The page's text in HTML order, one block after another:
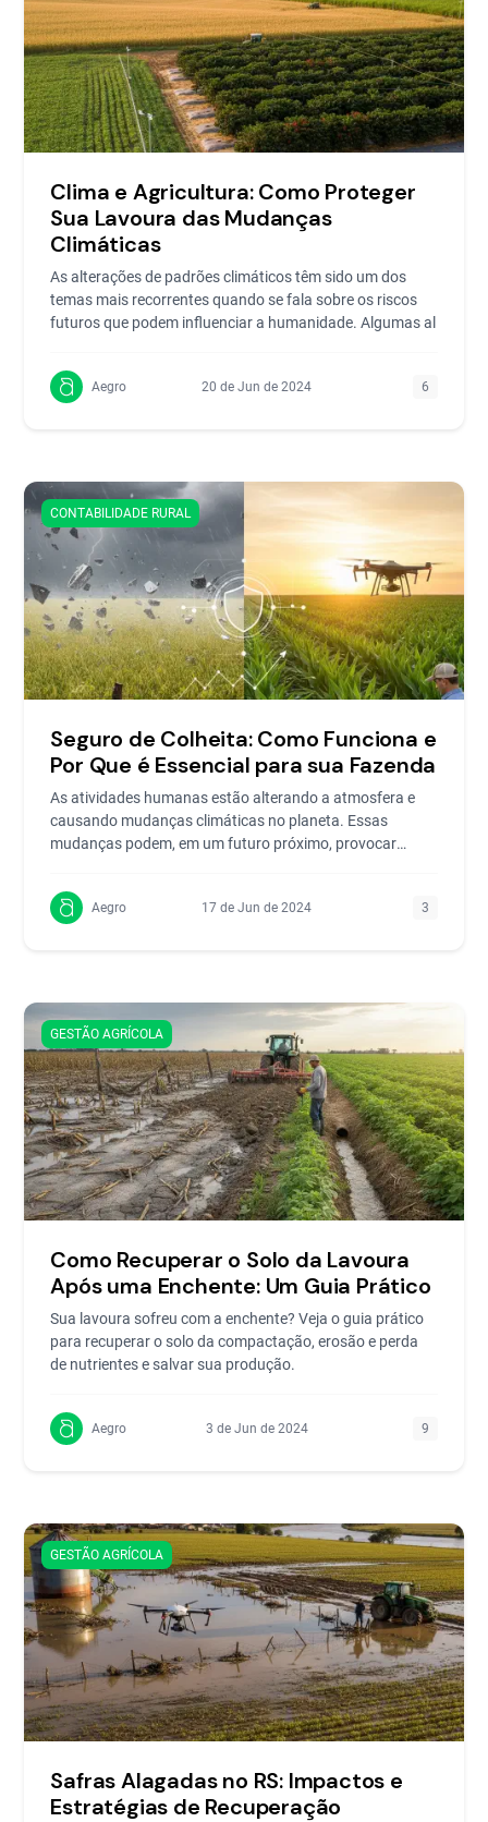
Clima e Agricultura: Como Proteger
Sua Lavoura das Mudanças
Climáticas
As alterações de padrões climáticos têm sido um dos
temas mais recorrentes quando se fala sobre os riscos
futuros que podem influenciar a humanidade. Algumas al
Aegro 20 de Jun de 2024 6
CONTABILIDADE RURAL
Seguro de Colheita: Como Funciona e
Por Que é Essencial para sua Fazenda
As atividades humanas estão alterando a atmosfera e
causando mudanças climáticas no planeta. Essas
mudanças podem, em um futuro próximo, provocar
Aegro 17 de Jun de 2024 3
GESTÃO AGRÍCOLA
Como Recuperar o Solo da Lavoura
Após uma Enchente: Um Guia Prático
Sua lavoura sofreu com a enchente? Veja o guia prático
para recuperar o solo da compactação, erosão e perda
de nutrientes e salvar sua produção.
Aegro 3 de Jun de 2024 9
GESTÃO AGRÍCOLA
Safras Alagadas no RS: Impactos e
Estratégias de Recuperação